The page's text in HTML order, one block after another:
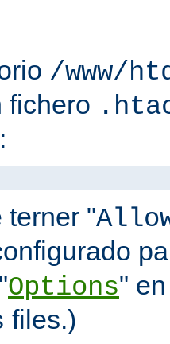
/www/
fichero
terner "
Options"
files.)